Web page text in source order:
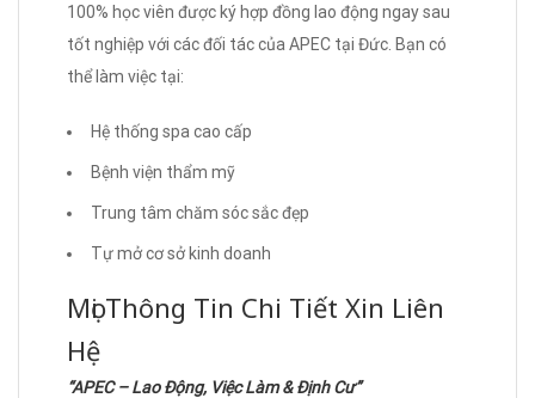
100% học viên được ký hợp đồng lao động ngay sau
tốt nghiệp với các đối tác của APEC tại Đức. Bạn có
thể làm việc tại:
Hệ thống spa cao cấp
Bệnh viện thẩm mỹ
Trung tâm chăm sóc sắc đẹp
Tự mở cơ sở kinh doanh
Mọi Thông Tin Chi Tiết Xin Liên
Hệ
“APEC – Lao Động, Việc Làm & Định Cư”